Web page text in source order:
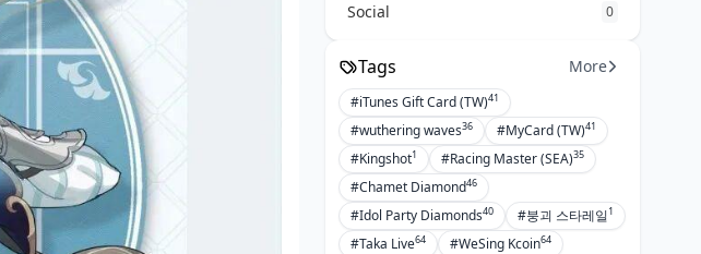
Social 0
Tags More
#iTunes Gift Card (TW)41
#wuthering waves36 #MyCard (TW)41
#Kingshot1 #Racing Master (SEA)35
#Chamet Diamond46
#Idol Party Diamonds40 #붕괴 스타레일1
#Taka Live64 #WeSing Kcoin64